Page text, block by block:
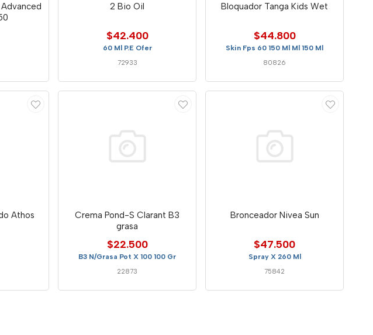
2 Bio Oil
$42.400
60 Ml P.E Ofer
72933
Bloquador Tanga Kids Wet
$44.800
Skin Fps 60 150 Ml Ml 150 Ml
80826
Athos
Crema Pond-S Clarant B3
grasa
$22.500
B3 N/Grasa Pot X 100 100 Gr
22873
Bronceador Nivea Sun
$47.500
Spray X 260 Ml
75842